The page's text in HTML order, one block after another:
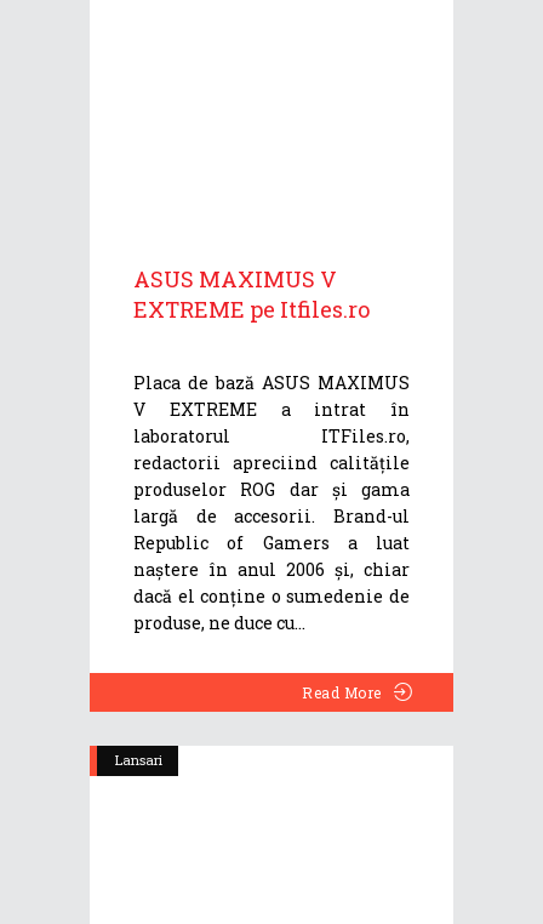
ASUS MAXIMUS V
EXTREME pe Itfiles.ro
Placa de bază ASUS MAXIMUS
V EXTREME a intrat în
laboratorul ITFiles.ro,
redactorii apreciind calitățile
produselor ROG dar și gama
largă de accesorii. Brand-ul
Republic of Gamers a luat
naştere în anul 2006 şi, chiar
dacă el conţine o sumedenie de
produse, ne duce cu
Read More
Lansari